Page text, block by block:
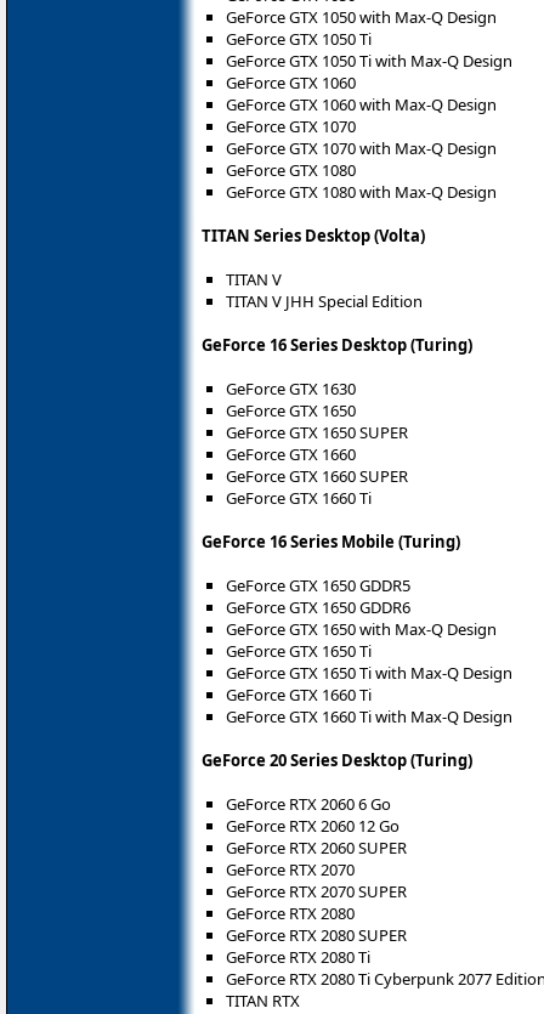
GeForce GTX 1050 with Max-Q Design
GeForce GTX 1050 Ti
GeForce GTX 1050 Ti with Max-Q Design
GeForce GTX 1060
GeForce GTX 1060 with Max-Q Design
GeForce GTX 1070
GeForce GTX 1070 with Max-Q Design
GeForce GTX 1080
GeForce GTX 1080 with Max-Q Design
TITAN Series Desktop (Volta)
TITAN V
TITAN V JHH Special Edition
GeForce 16 Series Desktop (Turing)
GeForce GTX 1630
GeForce GTX 1650
GeForce GTX 1650 SUPER
GeForce GTX 1660
GeForce GTX 1660 SUPER
GeForce GTX 1660 Ti
GeForce 16 Series Mobile (Turing)
GeForce GTX 1650 GDDR5
GeForce GTX 1650 GDDR6
GeForce GTX 1650 with Max-Q Design
GeForce GTX 1650 Ti
GeForce GTX 1650 Ti with Max-Q Design
GeForce GTX 1660 Ti
GeForce GTX 1660 Ti with Max-Q Design
GeForce 20 Series Desktop (Turing)
GeForce RTX 2060 6 Go
GeForce RTX 2060 12 Go
GeForce RTX 2060 SUPER
GeForce RTX 2070
GeForce RTX 2070 SUPER
GeForce RTX 2080
GeForce RTX 2080 SUPER
GeForce RTX 2080 Ti
GeForce RTX 2080 Ti Cyberpunk 2077
TITAN RTX